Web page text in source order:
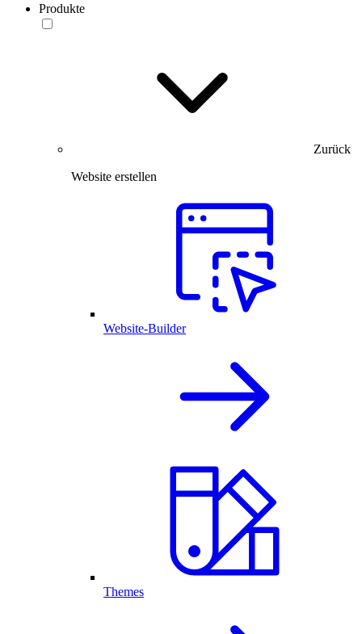
Produkte
Zurück
Website erstellen
Website-Builder
Themes